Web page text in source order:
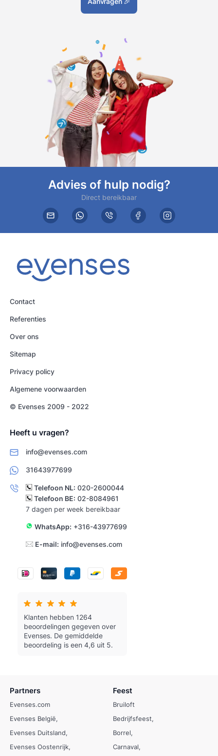
Advies of hulp nodig?
Direct bereikbaar
Contact
Referenties
Over ons
Sitemap
Privacy policy
Algemene voorwaarden
© Evenses 2009 - 2022
Heeft u vragen?
info@evenses.com
31643977699
Telefoon NL: 020-2600044
Telefoon BE: 02-8084961
7 dagen per week bereikbaar
WhatsApp: +316-43977699
E-mail: info@evenses.com
Klanten hebben 1264
beoordelingen gegeven over
Evenses. De gemiddelde
beoordeling is een 4,6 uit 5.
Partners
Evenses.com
Evenses België
Evenses Duitsland
Evenses Oostenrijk
Feest
Bruiloft
Bedrijfsfeest
Borrel
Carnaval